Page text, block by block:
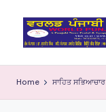
o
rl
Home ਸਾਹਿਤ ਸਭਿਆਚਾਰ